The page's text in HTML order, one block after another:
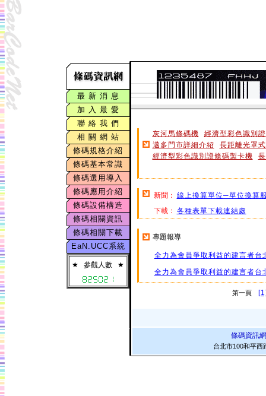
最 新 消 息
加 入 最 愛
聯 絡 我 們
相 關 網 站
條碼規格介紹
條碼基本常識
條碼選用導入
條碼應用介紹
條碼設備構造
條碼相關資訊
條碼相關下載
EaN.UCC系統
★ 參觀人數 ★
灰河馬條碼機
經濟型彩色識別
邁多門市詳細介紹
長距離光罩
經濟型彩色識別證條碼製卡機
新聞： 線上換算單位─單位換算
下載： 各種表單下載連結處
專題報導
全力為會員爭取利益的建言者
全力為會員爭取利益的建言者
第一頁
條碼資訊網
台北市100和平